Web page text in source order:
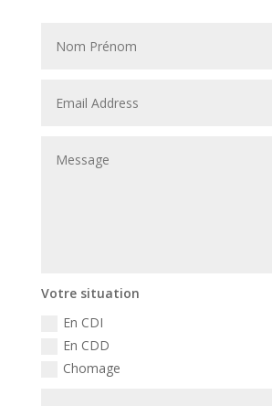
Votre situation
En CDI
En CDD
Chomage